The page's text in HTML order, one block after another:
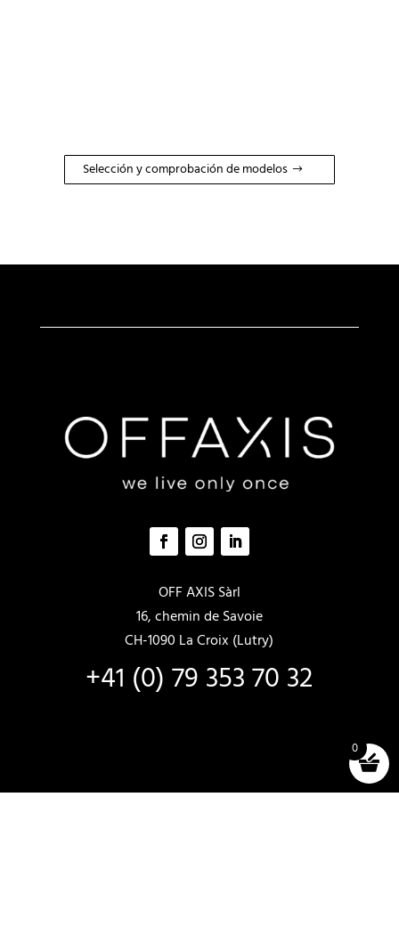
Selección y comprobación de modelos
OFF AXIS Sàrl
16, chemin de Savoie
CH-1090 La Croix (Lutry)
+41 (0) 79 353 70 32
0